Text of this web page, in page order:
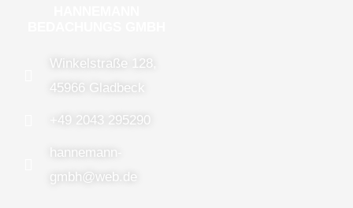
Winkelstraße 128,
45966 Gladbeck
+49 2043 295290
hannemann-
gmbh@web.de